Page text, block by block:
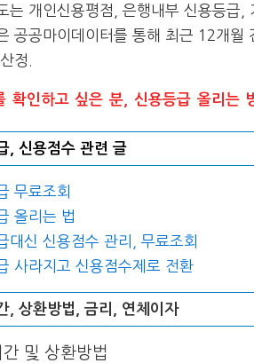
는 개인신용평점, 은행내부 신용등급
공공마이데이터를 통해 최근 12개월
정.
확인하고 싶은 분, 신용등급 올리는
, 신용점수 관련 글
무료조회
올리는 법
대신 신용점수 관리, 무료조회
사라지고 신용점수제로 전환
, 상환방법, 금리, 연체이자
및 상환방법